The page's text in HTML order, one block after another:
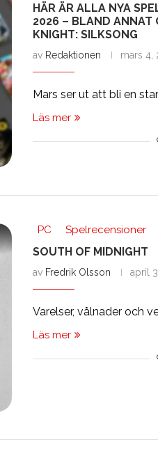
HÄR ÄR ALLA NYA
2026 – BLAND ANNAT
KNIGHT: SILKSONG
av Redaktionen mars 4,
Mars ser ut att bli en
Läs mer
PC Spelrecensioner
SOUTH OF MIDNIGHT
av Fredrik Olsson april
Varelser, vålnader och
Läs mer